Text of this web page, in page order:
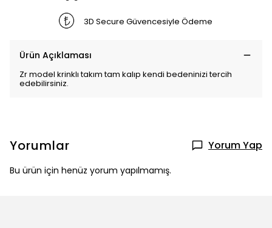
3D Secure Güvencesiyle Ödeme
Ürün Açıklaması
Zr model krinklı takım tam kalıp kendi bedeninizi tercih
edebilirsiniz.
Yorumlar Yorum Yap
Bu ürün için henüz yorum yapılmamış.